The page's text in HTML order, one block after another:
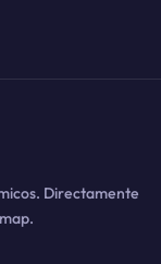
Directamente